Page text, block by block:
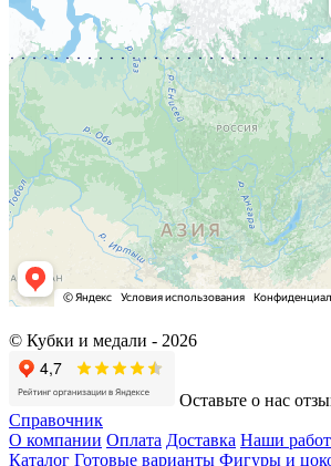
© Кубки и медали - 2026
Оставьте о нас
Справочник
О компании Оплата Доставка Наши
Каталог Готовые варианты Фигуры и